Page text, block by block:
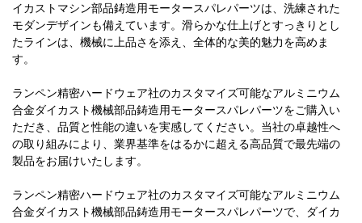
イカストマシン部品鋳造用モータースパレパーツは、洗練された
モダンデザインも備えています。滑らかな仕上げとすっきりとし
たラインは、機械に上品さを添え、全体的な美的魅力を高めま
す。
ランペン精密ハードウェア社のカスタマイズ可能なアルミニウム
合金ダイカスト機械部品鋳造用モータースパレパーツをご購入い
ただき、品質と性能の違いを実感してください。当社の卓越性へ
の取り組みにより、業界基準をはるかに超える高品質で最先端の
製品をお届けいたします。
ランペン精密ハードウェア社のカスタマイズ可能なアルミニウム
合金ダイカスト機械部品鋳造用モータースパレパーツで、ダイカ